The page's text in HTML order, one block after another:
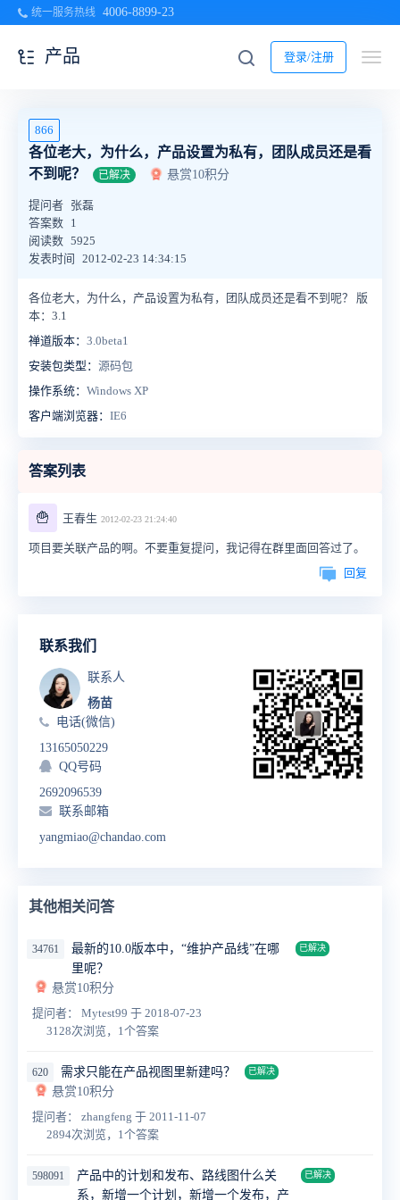
统一服务热线 4006-8899-23
登录/注册
产品
866
各位老大，为什么，产品设置为私有，团队成员还是看
不到呢？
已解决 悬赏10积分
提问者 张磊
答案数 1
阅读数 5925
发表时间
2012-02-23 14:34:15
各位老大，为什么，产品设置为私有，团队成员还是看不到呢？ 版
本：3.1
禅道版本： 3.0beta1
安装包类型： 源码包
操作系统： Windows XP
客户端浏览器： IE6
答案列表
🍟 王春生 2012-02-23 21:24:40
项目要关联产品的啊。不要重复提问，我记得在群里面回答过了。
回复
联系我们
联系人
杨苗
电话(微信)
13165050229
QQ号码
2692096539
联系邮箱
yangmiao@chandao.com
其他相关问答
34761
最新的10.0版本中，“维护产品线”在哪
里呢？
已解决
悬赏10积分
提问者： Mytest99 于 2018-07-23
3128次浏览，1个答案
620 需求只能在产品视图里新建吗？ 已解决
悬赏10积分
提问者： zhangfeng 于 2011-11-07
2894次浏览，1个答案
598091
产品中的计划和发布、路线图什么关
系，新增一个计划，新增一个发布，产
已解决